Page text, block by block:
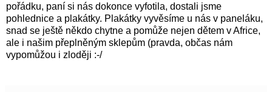
pořádku, paní si nás dokonce vyfotila, dostali jsme
pohlednice a plakátky. Plakátky vyvěsíme u nás v paneláku,
snad se ještě někdo chytne a pomůže nejen dětem v Africe,
ale i našim přeplněným sklepům (pravda, občas nám
vypomůžou i zloději :-/